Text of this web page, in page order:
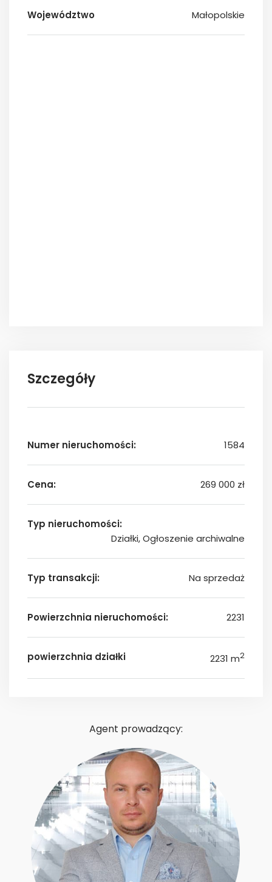
Województwo Małopolskie
Szczegóły
Numer nieruchomości: 1584
Cena: 269 000 zł
Typ nieruchomości:
Działki, Ogłoszenie archiwalne
Typ transakcji: Na sprzedaż
Powierzchnia nieruchomości: 2231
powierzchnia działki 2231 m2
Agent prowadzący: